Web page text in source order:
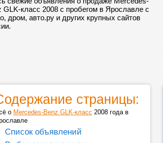
GLK-класс 2008 с пробегом в Ярославле с
дром, авто.ру и других крупных сайтов
страницы:
о Mercedes-Benz GLK-класс 2008 года в
Список объявлений